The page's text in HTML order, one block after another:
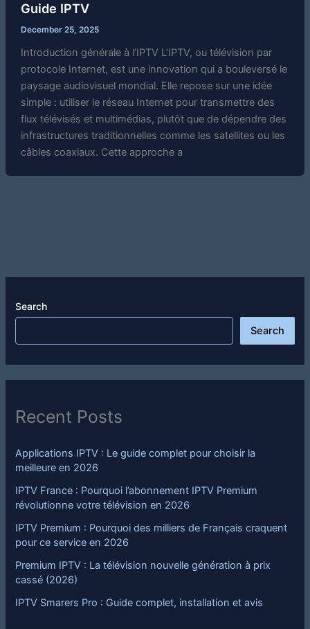
Guide IPTV
December 25, 2025
Introduction générale à l’IPTV L’IPTV, ou télévision par
protocole Internet, est une innovation qui a bouleversé le
paysage audiovisuel mondial. Elle repose sur une idée
simple : utiliser le réseau Internet pour transmettre des
flux télévisés et multimédias, plutôt que de dépendre des
infrastructures traditionnelles comme les satellites ou les
câbles coaxiaux. Cette approche a
Search
Search
Recent Posts
Applications IPTV : Le guide complet pour choisir la
meilleure en 2026
IPTV France : Pourquoi l’abonnement IPTV Premium
révolutionne votre télévision en 2026
IPTV Premium : Pourquoi des milliers de Français craquent
pour ce service en 2026
Premium IPTV : La télévision nouvelle génération à prix
cassé (2026)
IPTV Smarers Pro : Guide complet, installation et avis